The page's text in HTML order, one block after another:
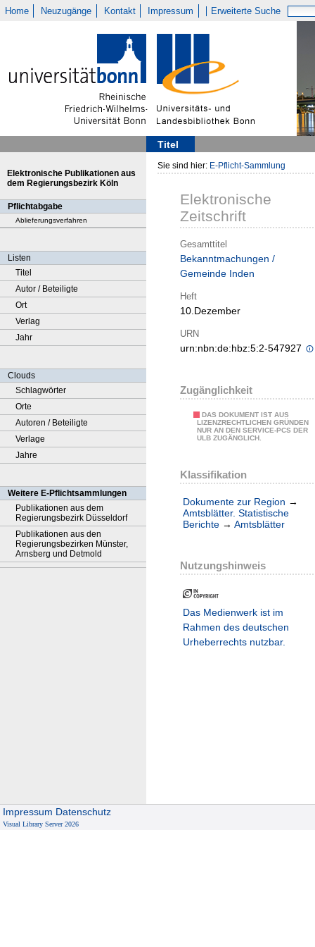
Home Neuzugänge Kontakt Impressum Erweiterte Suche
Titel
Elektronische Publikationen aus
dem Regierungsbezirk Köln
Pflichtabgabe
Ablieferungsverfahren
Listen
Titel
Autor / Beteiligte
Ort
Verlag
Jahr
Clouds
Schlagwörter
Orte
Autoren / Beteiligte
Verlage
Jahre
Weitere E-Pflichtsammlungen
Publikationen aus dem
Regierungsbezirk Düsseldorf
Publikationen aus den
Regierungsbezirken Münster,
Arnsberg und Detmold
Sie sind hier: E-Pflicht-Sammlung
Elektronische
Zeitschrift
Gesamttitel
Bekanntmachungen /
Gemeinde Inden
Heft
10.Dezember
URN
urn:nbn:de:hbz:5:2-547927
Zugänglichkeit
DAS DOKUMENT IST AUS
LIZENZRECHTLICHEN GRÜNDEN
NUR AN DEN SERVICE-PCS DER
ULB ZUGÄNGLICH.
Klassifikation
Dokumente zur Region →
Amtsblätter. Statistische
Berichte → Amtsblätter
Nutzungshinweis
Das Medienwerk ist im
Rahmen des deutschen
Urheberrechts nutzbar.
Impressum Datenschutz
Visual Library Server 2026